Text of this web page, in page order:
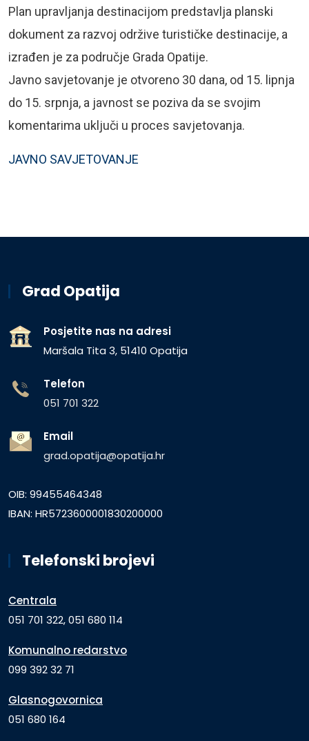
Plan upravljanja destinacijom predstavlja planski
dokument za razvoj održive turističke destinacije, a
izrađen je za područje Grada Opatije.
Javno savjetovanje je otvoreno 30 dana, od 15. lipnja
do 15. srpnja, a javnost se poziva da se svojim
komentarima uključi u proces savjetovanja.
JAVNO SAVJETOVANJE
Grad Opatija
Posjetite nas na adresi
Maršala Tita 3, 51410 Opatija
Telefon
051 701 322
Email
grad.opatija@opatija.hr
OIB: 99455464348
IBAN: HR5723600001830200000
Telefonski brojevi
Centrala
051 701 322, 051 680 114
Komunalno redarstvo
099 392 32 71
Glasnogovornica
051 680 164